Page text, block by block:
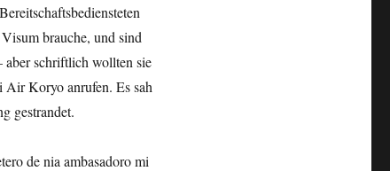
brauche, und sind
aber schriftlich wollten sie
Air Koryo anrufen. Es sah
gestrandet.
de nia ambasadoro mi